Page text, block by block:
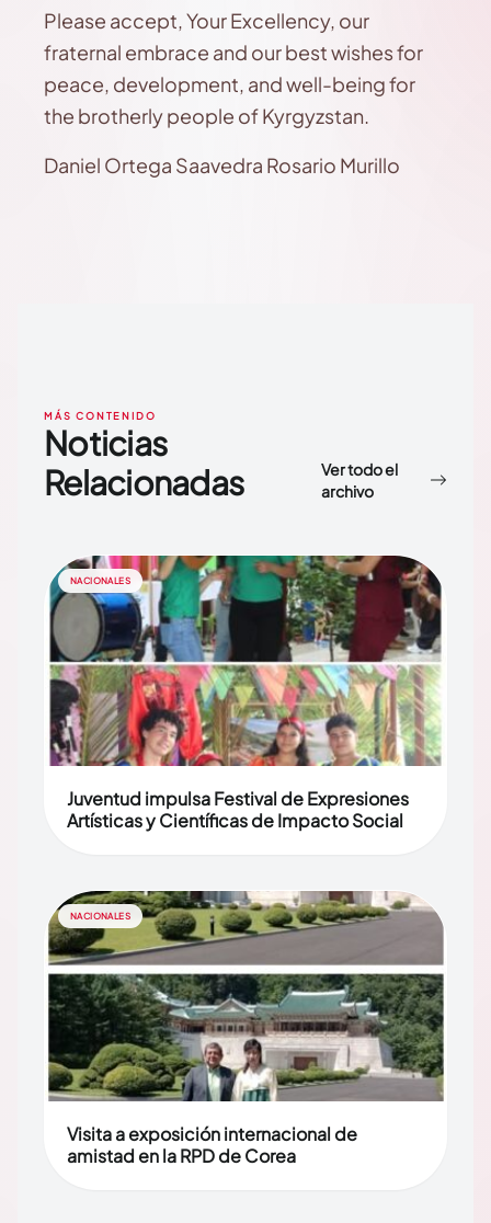
Please accept, Your Excellency, our
fraternal embrace and our best wishes for
peace, development, and well-being for
the brotherly people of Kyrgyzstan.
Daniel Ortega Saavedra Rosario Murillo
MÁS CONTENIDO
Noticias
Relacionadas
Ver todo el
archivo
NACIONALES
Juventud impulsa Festival de Expresiones
Artísticas y Científicas de Impacto Social
NACIONALES
Visita a exposición internacional de
amistad en la RPD de Corea